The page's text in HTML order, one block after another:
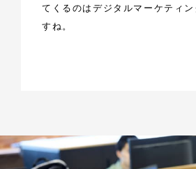
てくるのはデジタルマーケティ
すね。